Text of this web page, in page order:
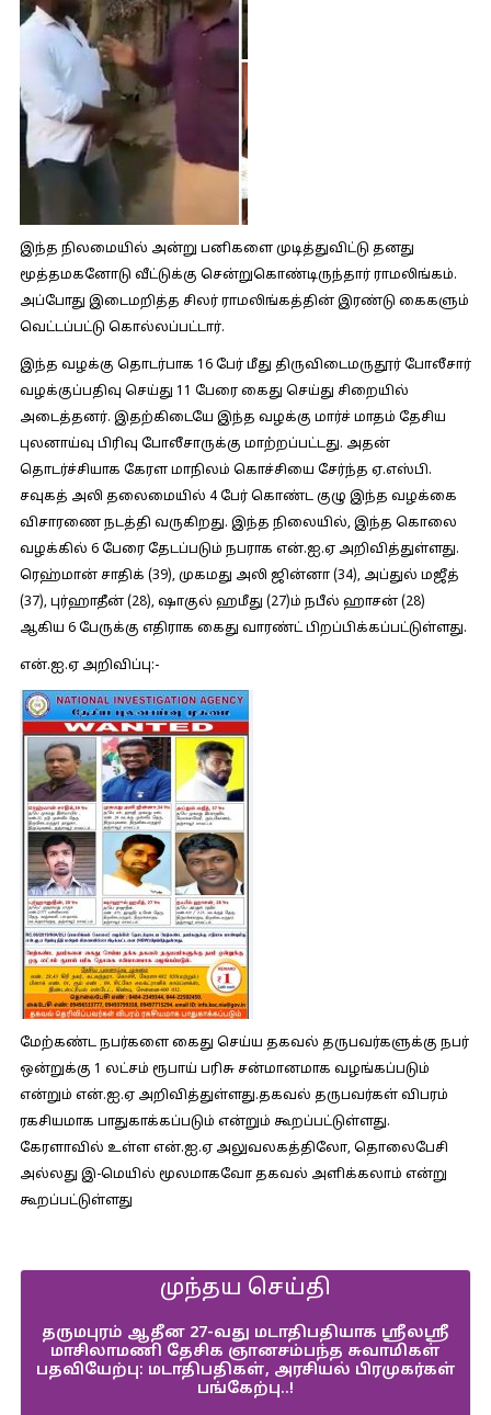
இந்த நிலமையில் அன்று பனிகளை முடித்துவிட்டு தனது
மூத்தமகனோடு வீட்டுக்கு சென்றுகொண்டிருந்தார் ராமலிங்கம்.
அப்போது இடைமறித்த சிலர் ராமலிங்கத்தின் இரண்டு கைகளும்
வெட்டப்பட்டு கொல்லப்பட்டார்.
இந்த வழக்கு தொடர்பாக 16 பேர் மீது திருவிடைமருதூர் போலீசார்
வழக்குப்பதிவு செய்து 11 பேரை கைது செய்து சிறையில்
அடைத்தனர். இதற்கிடையே இந்த வழக்கு மார்ச் மாதம் தேசிய
புலனாய்வு பிரிவு போலீசாருக்கு மாற்றப்பட்டது. அதன்
தொடர்ச்சியாக கேரள மாநிலம் கொச்சியை சேர்ந்த ஏ.எஸ்பி.
சவுகத் அலி தலைமையில் 4 பேர் கொண்ட குழு இந்த வழக்கை
விசாரணை நடத்தி வருகிறது. இந்த நிலையில், இந்த கொலை
வழக்கில் 6 பேரை தேடப்படும் நபராக என்.ஐ.ஏ அறிவித்துள்ளது.
ரெஹ்மான் சாதிக் (39), முகமது அலி ஜின்னா (34), அப்துல் மஜீத்
(37), புர்ஹாதீன் (28), ஷாகுல் ஹமீது (27)ம் நபீல் ஹாசன் (28)
ஆகிய 6 பேருக்கு எதிராக கைது வாரண்ட் பிறப்பிக்கப்பட்டுள்ளது.
என்.ஐ.ஏ அறிவிப்பு:-
மேற்கண்ட நபர்களை கைது செய்ய தகவல் தருபவர்களுக்கு நபர்
ஒன்றுக்கு 1 லட்சம் ரூபாய் பரிசு சன்மானமாக வழங்கப்படும்
என்றும் என்.ஐ.ஏ அறிவித்துள்ளது.தகவல் தருபவர்கள் விபரம்
ரகசியமாக பாதுகாக்கப்படும் என்றும் கூறப்பட்டுள்ளது.
கேரளாவில் உள்ள என்.ஐ.ஏ அலுவலகத்திலோ, தொலைபேசி
அல்லது இ-மெயில் மூலமாகவோ தகவல் அளிக்கலாம் என்று
கூறப்பட்டுள்ளது
முந்தய செய்தி
தருமபுரம் ஆதீன 27-வது மடாதிபதியாக ஸ்ரீலஸ்ரீ
மாசிலாமணி தேசிக ஞானசம்பந்த சுவாமிகள்
பதவியேற்பு: மடாதிபதிகள், அரசியல் பிரமுகர்கள்
பங்கேற்பு..!